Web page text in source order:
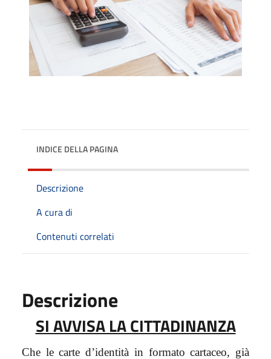
INDICE DELLA PAGINA
Descrizione
A cura di
Contenuti correlati
Descrizione
SI AVVISA LA CITTADINANZA
Che le carte d’identità in formato cartaceo, già